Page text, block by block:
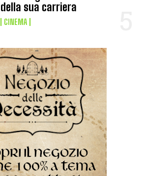
della sua carriera
CINEMA